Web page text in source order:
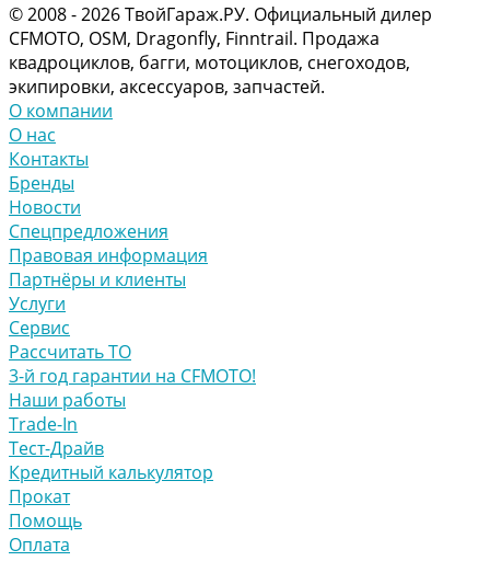
© 2008 - 2026 ТвойГараж.РУ. Официальный дилер
CFMOTO, OSM, Dragonfly, Finntrail. Продажа
квадроциклов, багги, мотоциклов, снегоходов,
экипировки, аксессуаров, запчастей.
О компании
О нас
Контакты
Бренды
Новости
Спецпредложения
Правовая информация
Партнёры и клиенты
Услуги
Сервис
Рассчитать ТО
3-й год гарантии на CFMOTO!
Наши работы
Trade-In
Тест-Драйв
Кредитный калькулятор
Прокат
Помощь
Оплата